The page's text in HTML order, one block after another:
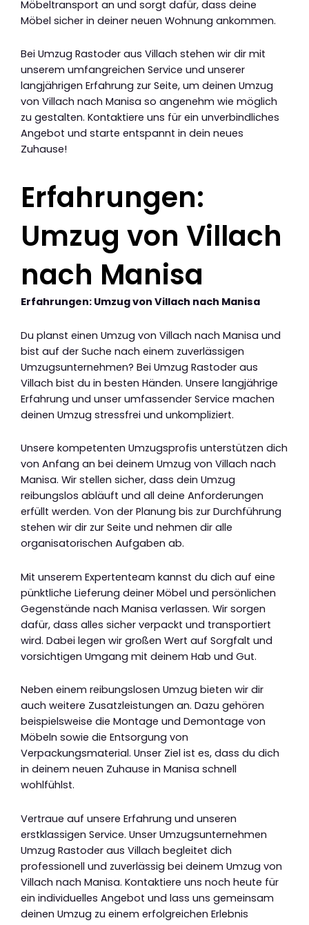
Möbeltransport an und sorgt dafür, dass deine
Möbel sicher in deiner neuen Wohnung ankommen.
Bei Umzug Rastoder aus Villach stehen wir dir mit
unserem umfangreichen Service und unserer
langjährigen Erfahrung zur Seite, um deinen Umzug
von Villach nach Manisa so angenehm wie möglich
zu gestalten. Kontaktiere uns für ein unverbindliches
Angebot und starte entspannt in dein neues
Zuhause!
Erfahrungen:
Umzug von Villach
nach Manisa
Erfahrungen: Umzug von Villach nach Manisa
Du planst einen Umzug von Villach nach Manisa und
bist auf der Suche nach einem zuverlässigen
Umzugsunternehmen? Bei Umzug Rastoder aus
Villach bist du in besten Händen. Unsere langjährige
Erfahrung und unser umfassender Service machen
deinen Umzug stressfrei und unkompliziert.
Unsere kompetenten Umzugsprofis unterstützen dich
von Anfang an bei deinem Umzug von Villach nach
Manisa. Wir stellen sicher, dass dein Umzug
reibungslos abläuft und all deine Anforderungen
erfüllt werden. Von der Planung bis zur Durchführung
stehen wir dir zur Seite und nehmen dir alle
organisatorischen Aufgaben ab.
Mit unserem Expertenteam kannst du dich auf eine
pünktliche Lieferung deiner Möbel und persönlichen
Gegenstände nach Manisa verlassen. Wir sorgen
dafür, dass alles sicher verpackt und transportiert
wird. Dabei legen wir großen Wert auf Sorgfalt und
vorsichtigen Umgang mit deinem Hab und Gut.
Neben einem reibungslosen Umzug bieten wir dir
auch weitere Zusatzleistungen an. Dazu gehören
beispielsweise die Montage und Demontage von
Möbeln sowie die Entsorgung von
Verpackungsmaterial. Unser Ziel ist es, dass du dich
in deinem neuen Zuhause in Manisa schnell
wohlfühlst.
Vertraue auf unsere Erfahrung und unseren
erstklassigen Service. Unser Umzugsunternehmen
Umzug Rastoder aus Villach begleitet dich
professionell und zuverlässig bei deinem Umzug von
Villach nach Manisa. Kontaktiere uns noch heute für
ein individuelles Angebot und lass uns gemeinsam
deinen Umzug zu einem erfolgreichen Erlebnis